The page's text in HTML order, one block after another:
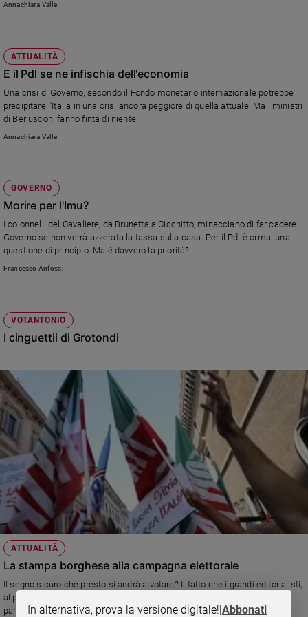
Chi
siamo
Contatti
Pubblicità
Redazione
Social
Annachiara Valle
ATTUALITÀ
E il Pdl se ne infischia dell'economia
Una crisi di Governo, secondo il Fondo monetario internazionale potrebbe
precipitare l'Italia in una crisi ancora peggiore di quella attuale. Ma i ministri
di Berlusconi fanno finta di niente.
Annachiara Valle
GOVERNO
Morire per l'Imu?
I colonnelli del Cavaliere, da Brunetta a Cicchitto, minacciano di far cadere il
Governo se non verrà azzerata la tassa sulla casa. Per il Pdl è ormai una
questione di principio. Ma è davvero la priorità?
Francesco Anfossi
VOTANTONIO
I cinguettii di Grotondi
ATTUALITÀ
La stampa borghese alla campagna elettorale
Il segno sicuro che presto si andrà a votare? Il fatto che i grandi editorialisti,
al posto di occuparsi di Berlusconi e delle minacce al Governo Letta,
parlano d'altro.
In alternativa, prova la versione digitale!|Abbonati